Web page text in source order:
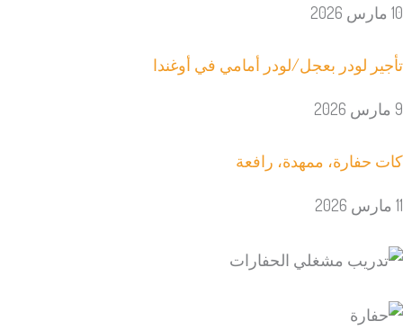
10 مارس 2026
تأجير لودر بعجل/لودر أمامي في أوغندا
9 مارس 2026
كات حفارة، ممهدة، رافعة
11 مارس 2026